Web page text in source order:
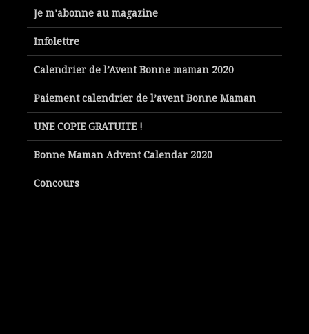
Je m’abonne au magazine
Infolettre
Calendrier de l’Avent Bonne maman 2020
Paiement calendrier de l’avent Bonne Maman
UNE COPIE GRATUITE !
Bonne Maman Advent Calendar 2020
Concours